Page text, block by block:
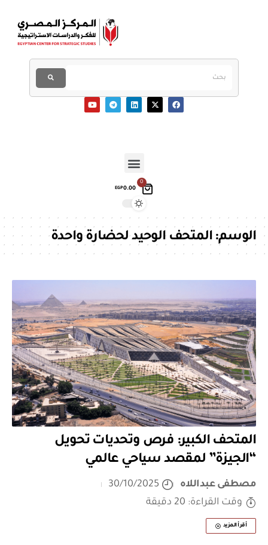
0
EGP0.00
الوسم:المتحف الوحيد لحضارة واحدة
المتحف الكبير: فرص وتحديات تحويل
“الجيزة” لمقصد سياحي عالمي
مصطفى عبداللاه
30/10/2025
وقت القراءة: 20 دقيقة
أقرأ المزيد